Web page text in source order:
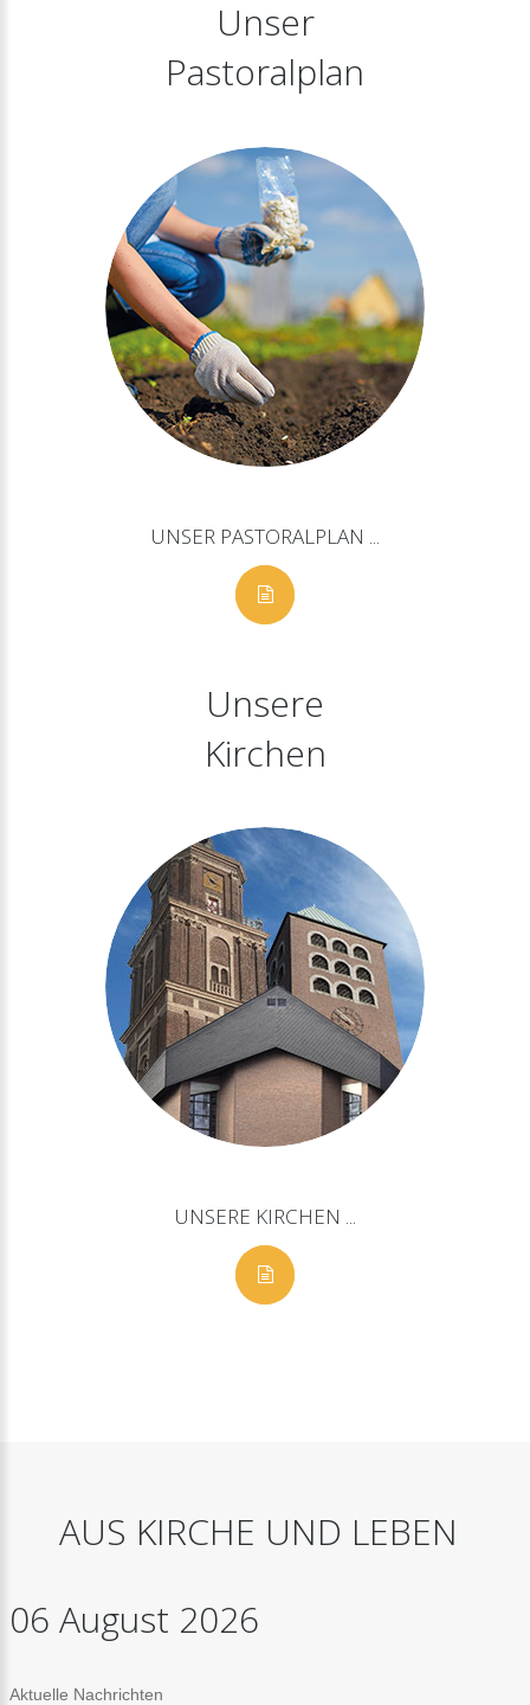
Unser
Pastoralplan
UNSER PASTORALPLAN
Unsere
Kirchen
UNSERE KIRCHEN ...
AUS KIRCHE UND LEBEN
06 August 2026
Aktuelle Nachrichten